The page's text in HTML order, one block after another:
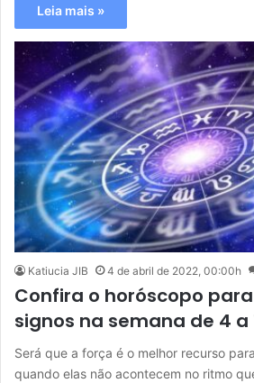
Leia mais »
Katiucia JIB 4 de abril de 2022, 00:00h
Confira o horóscopo
signos na semana de 4 a
Será que a força é o melhor recurso
quando elas não acontecem no ritmo